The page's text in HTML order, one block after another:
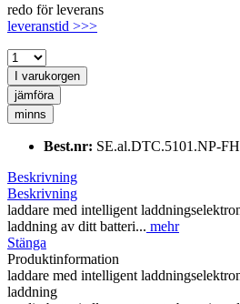
redo för leverans
leveranstid >>>
I varukorgen
jämföra
minns
Best.nr: SE.al.DTC.5101.NP-
Beskrivning
Beskrivning
laddare med intelligent
laddning av ditt batteri... mehr
Stänga
Produktinformation
laddare med intelligent
laddning